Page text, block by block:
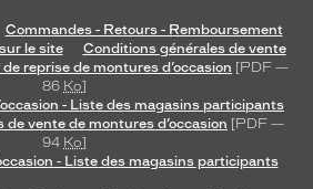
Commandes - Retours - Remboursement
le site
Conditions générales de vente
reprise de montures d’occasion [PDF —
86 Ko]
- Liste des magasins participants
vente de montures d’occasion [PDF —
94 Ko]
- Liste des magasins participants